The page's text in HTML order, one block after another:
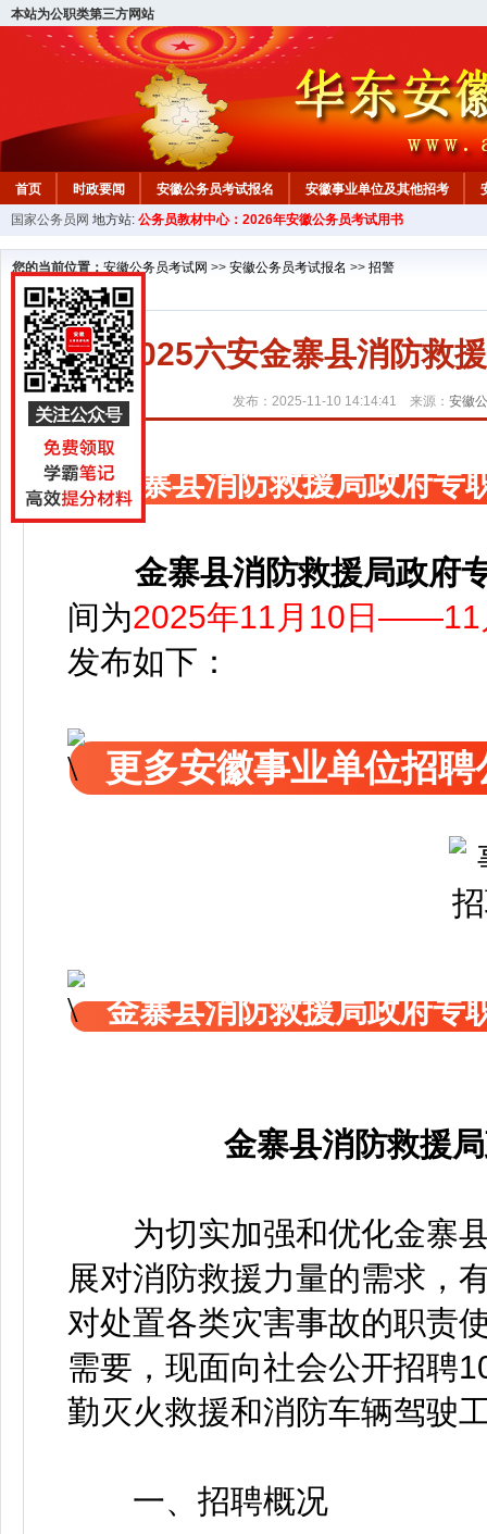
本站为公职类第三方网站
首页 时政要闻 安徽公务员考试报名 安徽事业单位及其他招考
安徽公务员行测试题 在线咨询 教材中心
国家公务员网 地方站: 公务员教材中心：2026年安徽公务员考试用书
您的当前位置： 安徽公务员考试网 >> 安徽公务员考试报名 >> 招警
2025六安金寨县消防救
发布：2025-11-10 14:14:41 来源： 安徽
金寨县消防救援局政府专
金寨县消防救援局政府
间为2025年11月10日——11
发布如下：
更多安徽事业单位招聘
金寨县消防救援局政府专
金寨县消防救援
为切实加强和优化金寨县
展对消防救援力量的需求，
对处置各类灾害事故的职责
需要，现面向社会公开招聘
勤灭火救援和消防车辆驾驶
一、招聘概况